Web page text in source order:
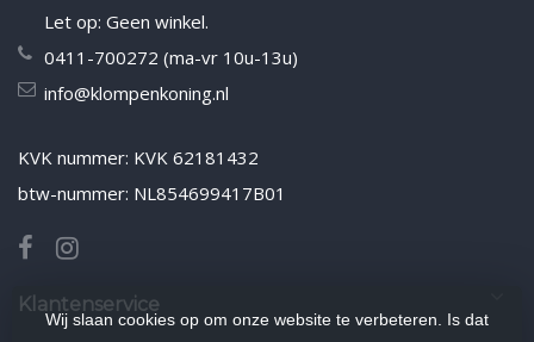
Let op: Geen winkel.
0411-700272 (ma-vr 10u-13u)
info@klompenkoning.nl
KVK nummer: KVK 62181432
btw-nummer: NL854699417B01
Klantenservice
Wij slaan cookies op om onze website te verbeteren. Is dat